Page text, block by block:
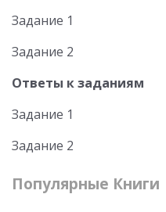
Задание 1
Задание 2
Ответы к заданиям
Задание 1
Задание 2
Популярные Книги